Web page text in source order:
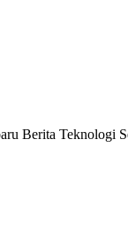
Berita Teknologi